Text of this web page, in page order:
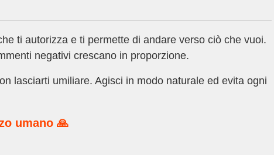
ti autorizza e ti permette di andare verso ciò che vuoi.
negativi crescano in proporzione.
lasciarti umiliare. Agisci in modo naturale ed evita ogni
umano 🙏